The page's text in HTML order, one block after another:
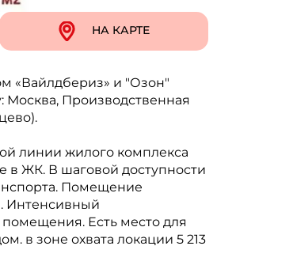
НА КАРТЕ
«Вайлдбериз» и "Озон"
Производственная
линии жилого комплекса
в ЖК. В шаговой доступности
Помещение
Интенсивный
Есть место для
в зоне охвата локации 5 213